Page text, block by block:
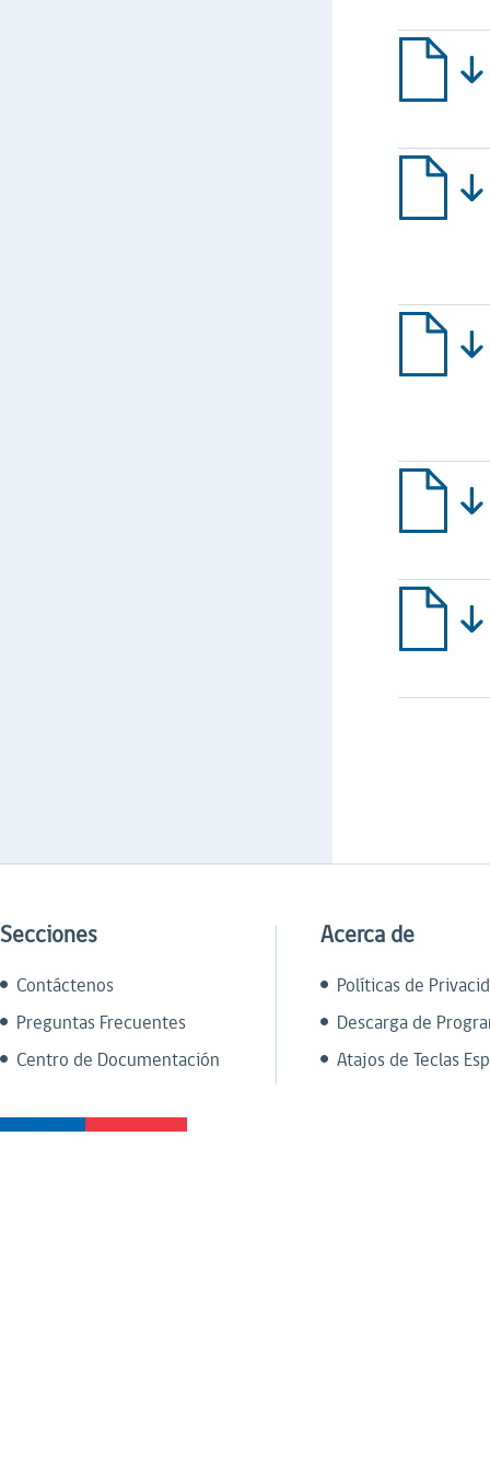
Secciones
Contáctenos
Preguntas Frecuentes
Centro de Documentación
Acerca de
Políticas de
Descarga de
Atajos de Teclas